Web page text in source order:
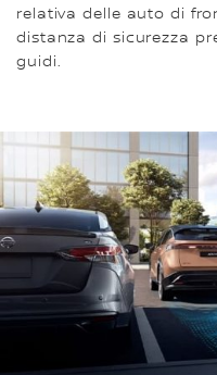
relativa delle auto di
distanza di sicurezza
guidi.